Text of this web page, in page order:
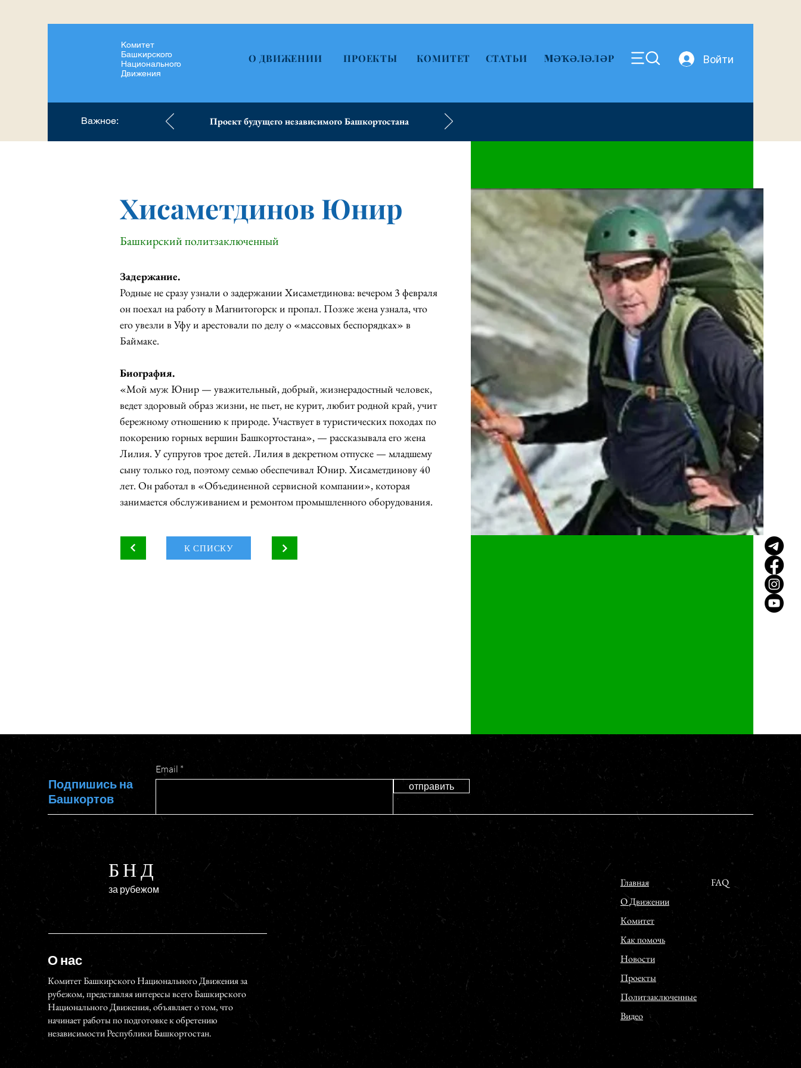
Комитет
Башкирского
Национального
Движения
О ДВИЖЕНИИ ПРОЕКТЫ КОМИТЕТ СТАТЬИ MӘҠӘЛӘЛӘР Войти
Важное: Проект будущего независимого Башкортостана
Хисаметдинов Юнир
Башкирский политзаключенный
Задержание.
Родные не сразу узнали о задержании Хисаметдинова: вечером 3 февраля
он поехал на работу в Магнитогорск и пропал. Позже жена узнала, что
его увезли в Уфу и арестовали по делу о «массовых беспорядках» в
Баймаке.
Биография.
«Мой муж Юнир — уважительный, добрый, жизнерадостный человек,
ведет здоровый образ жизни, не пьет, не курит, любит родной край, учит
бережному отношению к природе. Участвует в туристических походах по
покорению горных вершин Башкортостана», — рассказывала его жена
Лилия. У супругов трое детей. Лилия в декретном отпуске — младшему
сыну только год, поэтому семью обеспечивал Юнир. Хисаметдинову 40
лет. Он работал в «Объединенной сервисной компании», которая
занимается обслуживанием и ремонтом промышленного оборудования.
К СПИСКУ
Подпишись на
Башкортов
Email
отправить
БНД
за рубежом
О нас
Комитет Башкирского Национального Движения за
рубежом, представляя интересы всего Башкирского
Национального Движения, объявляет о том, что
начинает работы по подготовке к обретению
независимости Республики Башкортостан.
Главная
О Движении
Комитет
Как помочь
Новости
Проекты
Политзаключенные
Видео
FAQ